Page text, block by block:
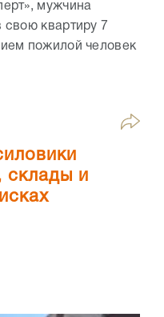
мужчина
свою квартиру 7
пожилой человек
склады и